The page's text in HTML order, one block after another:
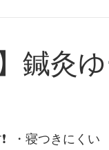
性鼻炎） 脱毛症
鍼灸
・寝つきにくい